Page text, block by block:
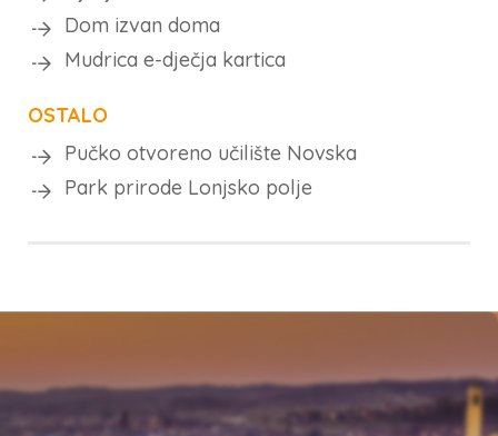
Dom izvan doma
Mudrica e-dječja kartica
OSTALO
Pučko otvoreno učilište Novska
Park prirode Lonjsko polje